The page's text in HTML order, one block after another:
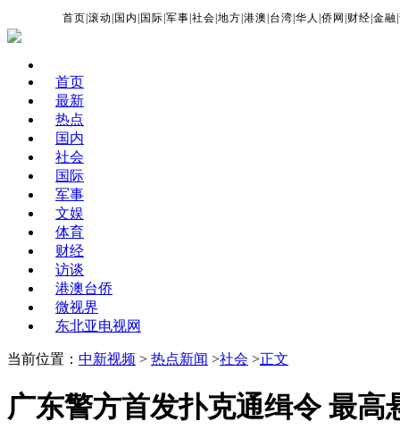
首页 |滚动 国内 国际 |军事 |社会 |地方 |港澳 台湾 |华人 |侨网 财经 |金融 |
首页
最新
热点
国内
社会
国际
军事
文娱
体育
财经
访谈
港澳台侨
微视界
东北亚电视网
当前位置： 中新视频 > 热点新闻 >社会 >正文
广东警方首发扑克通缉令 最高